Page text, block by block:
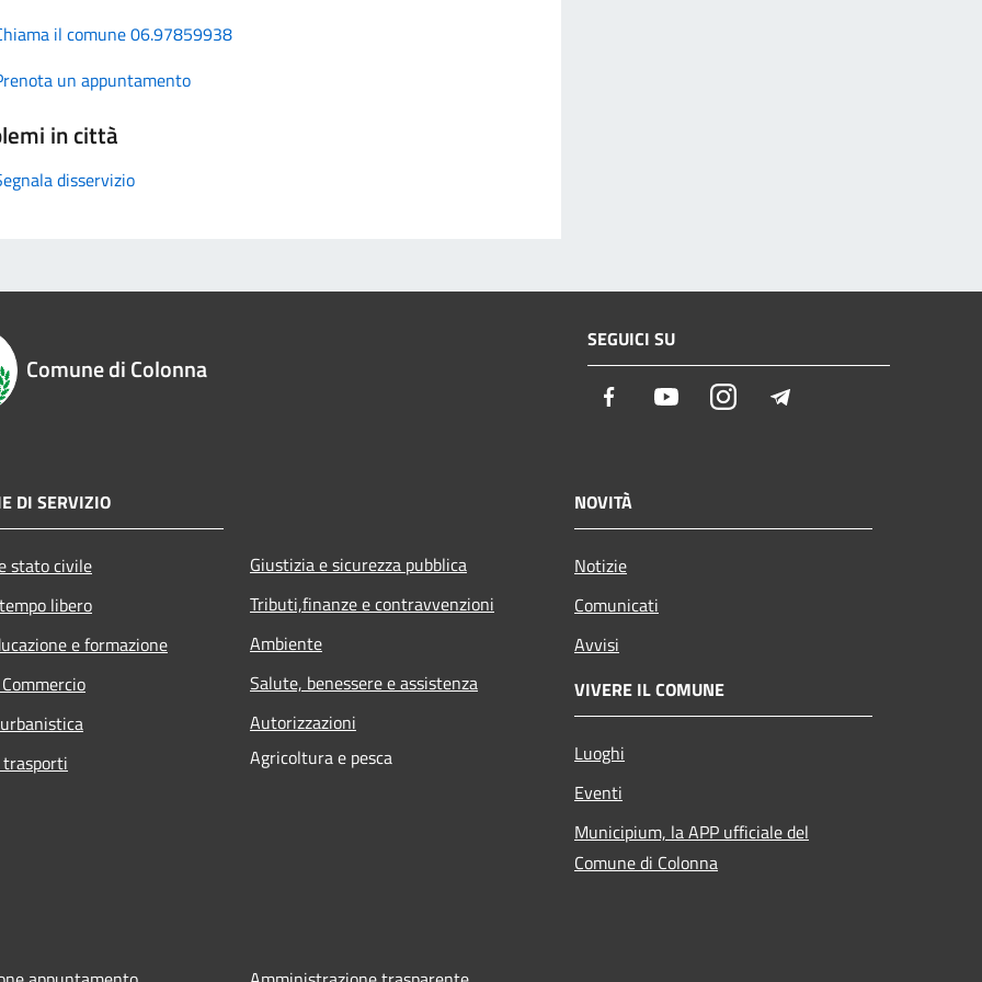
il comune 06.97859938
un appuntamento
in città
disservizio
Comune di Colonna
SEGUICI SU
Facebook YoutubeInstagram
DI SERVIZIO
stato civile
libero
e formazione
Giustizia e sicurezza pubblica
Tributi,finanze e contravvenzioni
Ambiente
Salute, benessere e assistenza
Autorizzazioni
Agricoltura e pesca
NOVITÀ
Notizie
Comunicati
Avvisi
VIVERE IL COMUNE
Luoghi
Eventi
Municipium, la APP ufficiale del
Comune di Colonna